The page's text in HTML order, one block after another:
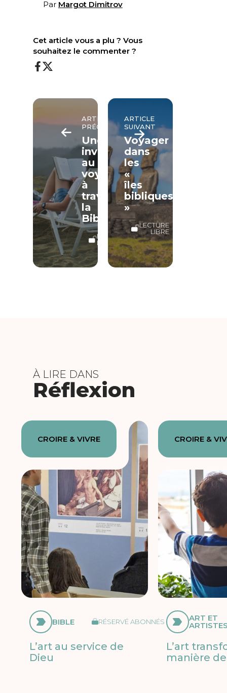
Par Margot Dimitrov
Cet article vous a plu ? Vous
souhaitez le commenter ?
ARTICLE
PRÉCÉDENT
Une
invitation
au
voyage
à
travers
la
Bible
LECTURE
LIBRE
ARTICLE
SUIVANT
Voyager
dans
les
«
îles
bibliques
»
LECTURE
LIBRE
À LIRE DANS
Réflexion
CROIRE & VIVRE
BIBLE RÉSERVÉ ABONNÉS
L’art au service de
Dieu
CROIRE &
ART ET
L’art
manière